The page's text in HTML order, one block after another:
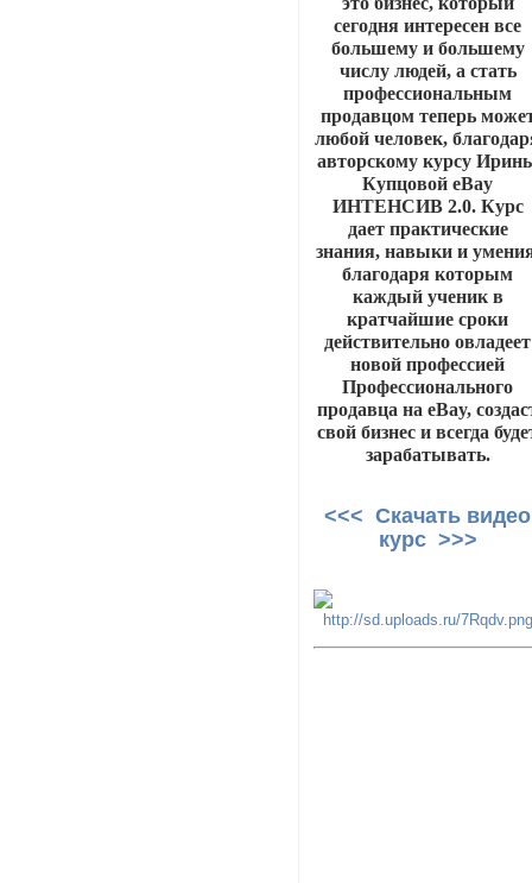
сегодня интересен все
большему и большему
числу людей, а стать
профессиональным
продавцом теперь
любой человек,
авторскому курсу
Купцовой eBay
ИНТЕНСИВ 2.0. Курс
дает практические
знания, навыки и
благодаря которым
каждый ученик в
кратчайшие сроки
действительно овладеет
новой профессией
Профессионального
продавца на eBay,
свой бизнес и всегда
зарабатывать.
<<< Скачать видео
курс >>>